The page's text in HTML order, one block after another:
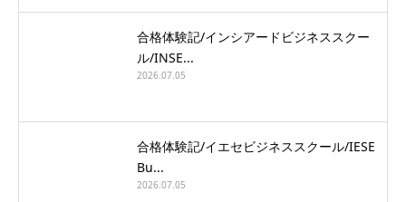
合格体験記/インシアードビジネススクー
ル/INSE...
2026.07.05
合格体験記/イエセビジネススクール/IESE
Bu...
2026.07.05